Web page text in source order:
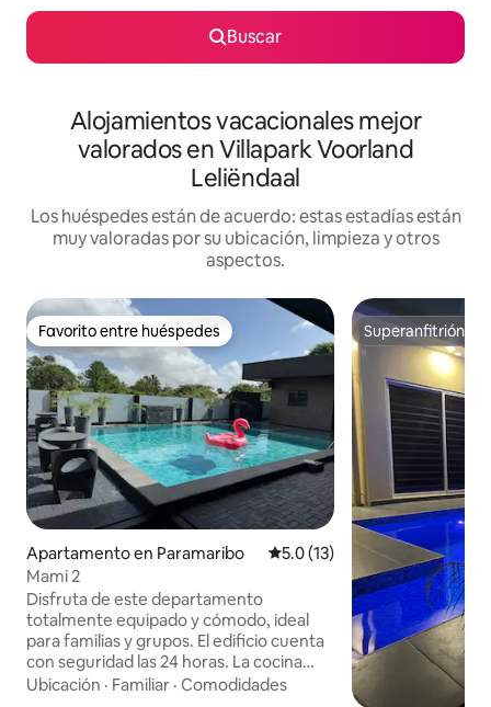
Buscar
Alojamientos vacacionales mejor
valorados en Villapark Voorland
Leliëndaal
Los huéspedes están de acuerdo: estas estadías están
muy valoradas por su ubicación, limpieza y otros
aspectos.
Favorito entre huéspedes
Favorito entre huéspedes
Apartamento en Paramaribo Calificación promedio: 5.0 de
5.0 (13)
Mami 2
Disfruta de este departamento
totalmente equipado y cómodo, ideal
para familias y grupos. El edificio cuenta
con seguridad las 24 horas. La cocina
está totalmente equipada con utensilios,
Ubicación · Familiar · Comodidades
Superanfitrión
Superanfitrión